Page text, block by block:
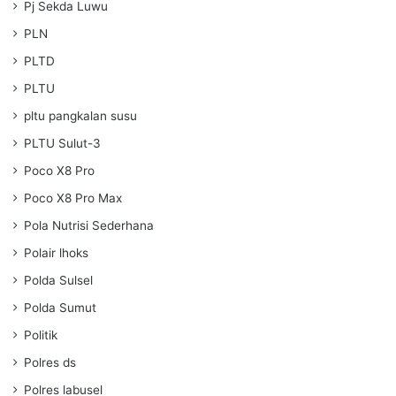
Pj Sekda Luwu
PLN
PLTD
PLTU
pltu pangkalan susu
PLTU Sulut-3
Poco X8 Pro
Poco X8 Pro Max
Pola Nutrisi Sederhana
Polair lhoks
Polda Sulsel
Polda Sumut
Politik
Polres ds
Polres labusel